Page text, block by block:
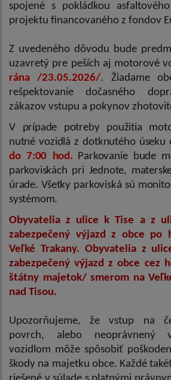
spojené s pokládkou
projektu financovaného z fondov
Z uvedeného dôvodu bude
uzavretý pre peších aj motorové
rána
/23.05.2026/. Žiadame
rešpektovanie dočasného
zákazov vstupu a pokynov
V prípade potreby použitia
nutné vozidlá z dotknutého úseku
do 7:00 hod. Parkovanie bude
parkoviskách pri Jednote,
úrade. Všetky parkoviská sú
systémom.
Obyvatelia z ulice k Tise a z
zabezpečený výjazd z obce po
Veľké Trakany. Obyvatelia z
zabezpečený výjazd z obce cez
štátny majetok/ smerom na
nad Tisou.
Upozorňujeme, že vstup na
povrch, alebo neoprávnený
vozidlom môže spôsobiť
škody na majetku obce. Každé